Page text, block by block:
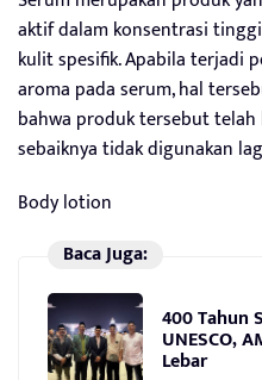
aktif dalam konsentrasi
kulit spesifik. Apabila terjadi
aroma pada serum, hal
bahwa produk tersebut
sebaiknya tidak digunakan
Body lotion
Baca Juga:
400 Tahun
UNESCO,
Lebar